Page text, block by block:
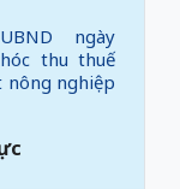
ngày
thu thuế
nông nghiệp